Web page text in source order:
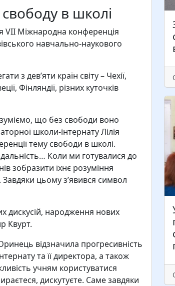
в школі
VII Міжнародна конференція
навчально-наукового
з дев’яти країн світу – Чехії,
Фінляндії, різних куточків
що без свободи воно
школи-інтернату Лілія
тему свободи в школі.
Коли ми готувалися до
зобразити їхнє розуміння
цьому з’явився символ
дискусій, народження нових
Квурт.
відзначила прогресивність
та її директора, а також
учням користуватися
дискутуєте. Саме завдяки